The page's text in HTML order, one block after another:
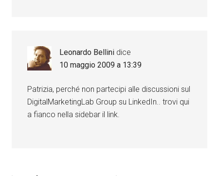
Leonardo Bellini dice
10 maggio 2009 a 13:39
Patrizia, perché non partecipi alle discussioni sul
DigitalMarketingLab Group su LinkedIn.. trovi qui
a fianco nella sidebar il link.